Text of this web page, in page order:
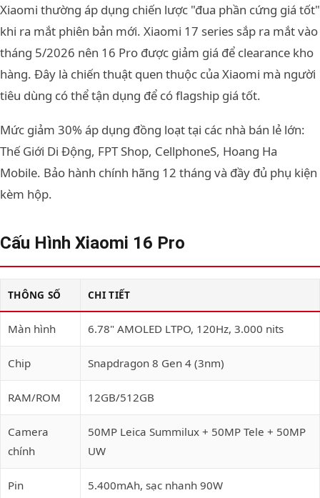
Xiaomi thường áp dụng chiến lược "đua phần cứng giá tốt"
khi ra mắt phiên bản mới. Xiaomi 17 series sắp ra mắt vào
tháng 5/2026 nên 16 Pro được giảm giá để clearance kho
hàng. Đây là chiến thuật quen thuộc của Xiaomi mà người
tiêu dùng có thể tận dụng để có flagship giá tốt.
Mức giảm 30% áp dụng đồng loạt tại các nhà bán lẻ lớn:
Thế Giới Di Động, FPT Shop, CellphoneS, Hoang Ha
Mobile. Bảo hành chính hãng 12 tháng và đầy đủ phụ kiện
kèm hộp.
Cấu Hình Xiaomi 16 Pro
THÔNG SỐ CHI TIẾT
Màn hình 6.78" AMOLED LTPO, 120Hz, 3.000 nits
Chip Snapdragon 8 Gen 4 (3nm)
RAM/ROM 12GB/512GB
Camera
chính
50MP Leica Summilux + 50MP Tele + 50MP
UW
Pin 5.400mAh, sạc nhanh 90W